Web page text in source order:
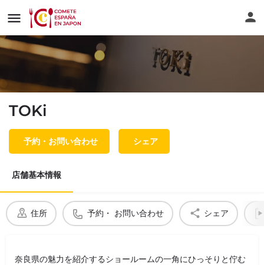
TOKi
予約・お問い合わせ シェア
店舗基本情報
住所 予約・ お問い合わせ シェア
奈良県の魅力を紹介するショールームの一角にひっそりと佇む